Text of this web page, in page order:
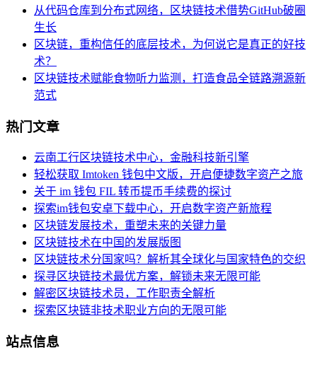
从代码仓库到分布式网络，区块链技术借势GitHub破圈
生长
区块链，重构信任的底层技术，为何说它是真正的好技
术？
区块链技术赋能食物听力监测，打造食品全链路溯源新
范式
热门文章
云南工行区块链技术中心，金融科技新引擎
轻松获取 Imtoken 钱包中文版，开启便捷数字资产之旅
关于 im 钱包 FIL 转币提币手续费的探讨
探索im钱包安卓下载中心，开启数字资产新旅程
区块链发展技术，重塑未来的关键力量
区块链技术在中国的发展版图
区块链技术分国家吗？解析其全球化与国家特色的交织
探寻区块链技术最优方案，解锁未来无限可能
解密区块链技术员，工作职责全解析
探索区块链非技术职业方向的无限可能
站点信息